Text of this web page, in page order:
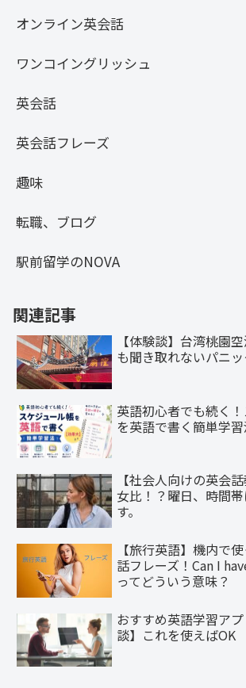
オンライン英会話
ワンコイングリッシュ
英会話
英会話フレーズ
趣味
転職、ブログ
駅前留学のNOVA
関連記事
【体験談】台湾桃園
も聞き取れないパニッ
英語初心者でも続く
を英語で書く簡単学習
【社会人向けの英会
女比！？曜日、時間
す。
【旅行英語】機内で
話フレーズ！Can I
ってどういう意味？
おすすめ英語学習ア
談】これを使えばOK